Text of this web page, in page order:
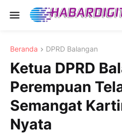
Beranda DPRD Balangan
Ketua DPRD
Perempuan
Semangat
Nyata